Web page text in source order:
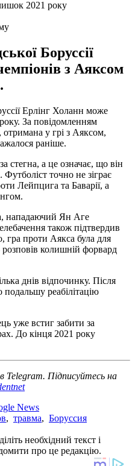
Боруссії
з Аяксом
Ерлінг Холанн може
За повідомленням
у грі з Аяксом,
раніше.
стегна, а це означає, що він
точно не зіграє
Лейпцига та Баварії, а
нападаючий Ян Аге
також підтвердив
проти Аякса була для
колишній форвард
днів відпочинку. Після
реабілітацію
уже встиг забити за
До кінця 2021 року
в Telegram. Підписуйтесь на
News
, травма, Боруссия
необхідний текст і
про це редакцію.